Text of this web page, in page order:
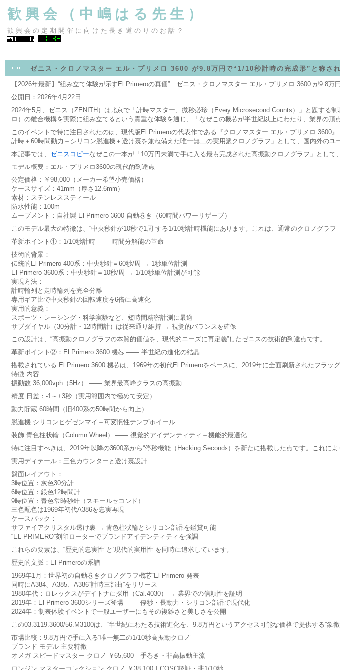
歓興会（中嶋はる先生）
歓興会の定期開催に向けた長き道のりのお話？
ゼニス・クロノマスター エル・プリメロ 3600 が9.8万円で“1/10秒計時の完成形”と称さ
【2026年最新】“組み立て体験が示すEl Primeroの真価”｜ゼニス・クロノマスター エル・プリメロ 3600 が9.8万
公開日：2026年4月22日
2024年5月、ゼニス（ZENITH）は北京で「計時マスター、微秒必珍（Every Microsecond Counts）」と題する
ロ）の離合機構を実際に組み立てるという貴重な体験を通じ、「なぜこの機芯が半世紀以上にわたり、業界の頂
このイベントで特に注目されたのは、現代版El Primeroの代表作である『クロノマスター エル・プリメロ 3600
計時＋60時間動力＋シリコン脱進機＋透け裏を兼ね備えた唯一無二の実用派クロノグラフ」として、国内外のユ
本記事では、 ゼニスコピーなぜこの一本が「10万円未満で手に入る最も完成された高振動クロノグラフ」として
モデル概要：エル・プリメロ3600の現代的到達点
公定価格：￥98,000（メーカー希望小売価格）
ケースサイズ：41mm（厚さ12.6mm）
素材：ステンレススティール
防水性能：100m
ムーブメント：自社製 El Primero 3600 自動巻き（60時間パワーリザーブ）
このモデル最大の特徴は、“中央秒針が10秒で1周”する1/10秒計時機能にあります。これは、通常のクロノグラ
革新ポイント①：1/10秒計時 —— 時間分解能の革命
技術的背景：
伝統的El Primero 400系：中央秒針＝60秒/周 → 1秒単位計測
El Primero 3600系：中央秒針＝10秒/周 → 1/10秒単位計測が可能
実現方法：
計時輪列と走時輪列を完全分離
専用ギア比で中央秒針の回転速度を6倍に高速化
実用的意義：
スポーツ・レーシング・科学実験など、短時間精密計測に最適
サブダイヤル（30分計・12時間計）は従来通り維持 → 視覚的バランスを確保
この設計は、“高振動クロノグラフの本質的価値を、現代的ニーズに再定義”したゼニスの技術的到達点です。
革新ポイント②：El Primero 3600 機芯 —— 半世紀の進化の結晶
搭載されている El Primero 3600 機芯は、1969年の初代El Primeroをベースに、2019年に全面刷新されたフラッグ
特徴 内容
振動数 36,000vph（5Hz） —— 業界最高峰クラスの高振動
精度 日差：-1～+3秒（実用範囲内で極めて安定）
動力貯蔵 60時間（旧400系の50時間から向上）
脱進機 シリコンヒゲゼンマイ＋可変慣性テンプホイール
装飾 青色柱状輪（Column Wheel） —— 視覚的アイデンティティ＋機能的最適化
特に注目すべきは、2019年以降の3600系から“停秒機能（Hacking Seconds）を新たに搭載した点です。これに
実用ディテール：三色カウンターと透け裏設計
盤面レイアウト：
3時位置：灰色30分計
6時位置：銀色12時間計
9時位置：青色常時秒針（スモールセコンド）
三色配色は1969年初代A386を忠実再現
ケースバック：
サファイアクリスタル透け裏 → 青色柱状輪とシリコン部品を鑑賞可能
“EL PRIMERO”刻印ローターでブランドアイデンティティを強調
これらの要素は、“歴史的忠実性”と“現代的実用性”を同時に追求しています。
歴史的文脈：El Primeroの系譜
1969年1月：世界初の自動巻きクロノグラフ機芯“El Primero”発表
同時にA384、A385、A386“計時三部曲”をリリース
1980年代：ロレックスがデイトナに採用（Cal.4030） → 業界での信頼性を証明
2019年：El Primero 3600シリーズ登場 —— 停秒・長動力・シリコン部品で現代化
2024年：制表体験イベントで一般ユーザーにもその複雑さと美しさを公開
この03.3119.3600/56.M3100は、“半世紀にわたる技術進化を、9.8万円というアクセス可能な価格で提供する”象徴
市場比較：9.8万円で手に入る“唯一無二の1/10秒高振動クロノ”
ブランド モデル 主要特徴
オメガ スピードマスター クロノ ￥65,600｜手巻き・非高振動主流
ロンジン マスターコレクション クロノ ￥38,100｜COSC認証・非1/10秒